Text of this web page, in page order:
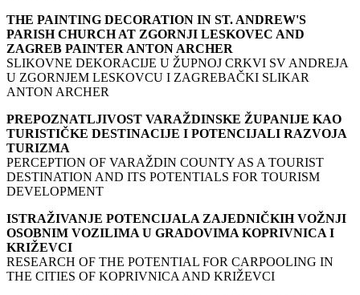
THE PAINTING DECORATION IN ST. ANDREW'S
PARISH CHURCH AT ZGORNJI LESKOVEC AND
ZAGREB PAINTER ANTON ARCHER
SLIKOVNE DEKORACIJE U ŽUPNOJ CRKVI SV ANDREJA
U ZGORNJEM LESKOVCU I ZAGREBAČKI SLIKAR
ANTON ARCHER
PREPOZNATLJIVOST VARAŽDINSKE ŽUPANIJE KAO
TURISTIČKE DESTINACIJE I POTENCIJALI RAZVOJA
TURIZMA
PERCEPTION OF VARAŽDIN COUNTY AS A TOURIST
DESTINATION AND ITS POTENTIALS FOR TOURISM
DEVELOPMENT
ISTRAŽIVANJE POTENCIJALA ZAJEDNIČKIH VOŽNJI
OSOBNIM VOZILIMA U GRADOVIMA KOPRIVNICA I
KRIŽEVCI
RESEARCH OF THE POTENTIAL FOR CARPOOLING IN
THE CITIES OF KOPRIVNICA AND KRIŽEVCI